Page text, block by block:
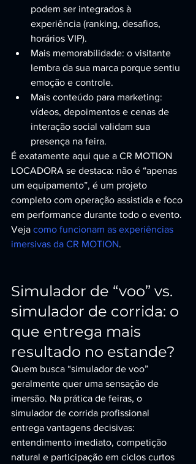
podem ser integrados à
experiência (ranking, desafios,
horários VIP).
Mais memorabilidade: o visitante
lembra da sua marca porque sentiu
emoção e controle.
Mais conteúdo para marketing:
vídeos, depoimentos e cenas de
interação social validam sua
presença na feira.
É exatamente aqui que a CR MOTION
LOCADORA se destaca: não é “apenas
um equipamento”, é um projeto
completo com operação assistida e foco
em performance durante todo o evento.
Veja como funcionam as experiências
imersivas da CR MOTION.
Simulador de “voo” vs.
simulador de corrida: o
que entrega mais
resultado no estande?
Quem busca “simulador de voo”
geralmente quer uma sensação de
imersão. Na prática de feiras, o
simulador de corrida profissional
entrega vantagens decisivas:
entendimento imediato, competição
natural e participação em ciclos curtos